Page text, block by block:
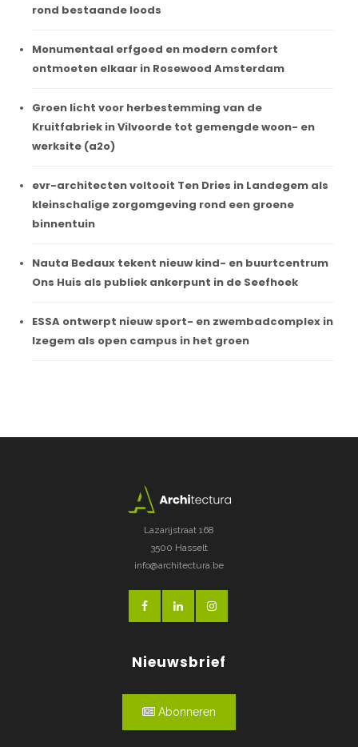
rond bestaande loods
Monumentaal erfgoed en modern comfort
ontmoeten elkaar in Rosewood Amsterdam
Groen licht voor herbestemming van de
Kruitfabriek in Vilvoorde tot gemengde woon- en
werksite (a2o)
evr-architecten voltooit Ten Dries in Landegem als
kleinschalige zorgomgeving rond een groene
binnentuin
Nauta Bedaux tekent nieuw kind- en buurtcentrum
Ons Huis als publiek ankerpunt in de Seefhoek
ESSA ontwerpt nieuw sport- en zwembadcomplex in
Izegem als open campus in het groen
Lazarijstraat 168
3500 Hasselt
info@architectura.be
Nieuwsbrief
Abonneren